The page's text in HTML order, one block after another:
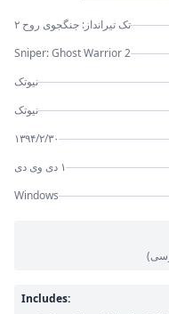
تک تیرانداز: جنگجوی روح ۲
Sniper: Ghost Warrior 2
نیوتک
نیوتک
۱۳۹۴/۲/۳۰
۱ دی وی دی
Windows
Includes: